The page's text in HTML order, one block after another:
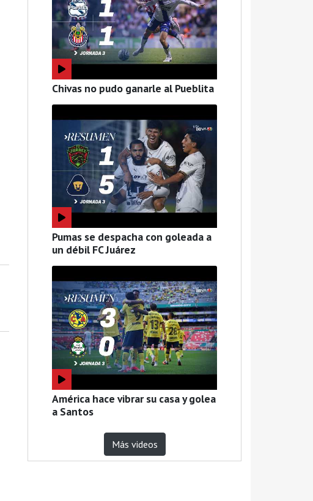
Chivas no pudo ganarle al Pueblita
Pumas se despacha con goleada a
un débil FC Juárez
América hace vibrar su casa y golea
a Santos
Más videos